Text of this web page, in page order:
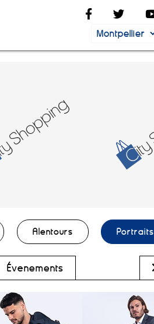
Alentours Portraits
Évènements